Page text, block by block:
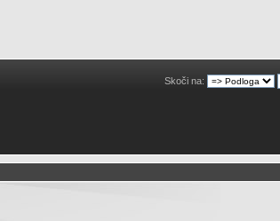
Skoči na: